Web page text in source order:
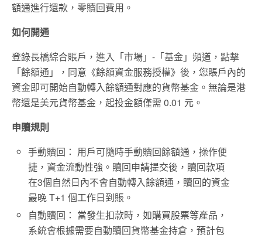
額通進行還款，零贖回費用。
如何開通
登錄長橋綜合賬戶，進入「市場」-「基金」頻道，點擊
「餘額通」，同意《餘額資金服務授權》後，您賬戶內的
資金即可開始自動轉入餘額通對應的貨幣基金。無論是港
幣還是美元貨幣基金，起投金額僅需 0.01 元。
申贖規則
手動贖回： 用戶可隨時手動贖回餘額通，操作便
捷，資金流動性強。贖回申請提交後，贖回款項
在3個自然日內不會自動轉入餘額通，贖回的資金
最晚 T+1 個工作日到賬。
自動贖回： 當發生扣款時，如購買股票等產品，
系統會根據需要自動贖回貨幣基金持倉，預計包